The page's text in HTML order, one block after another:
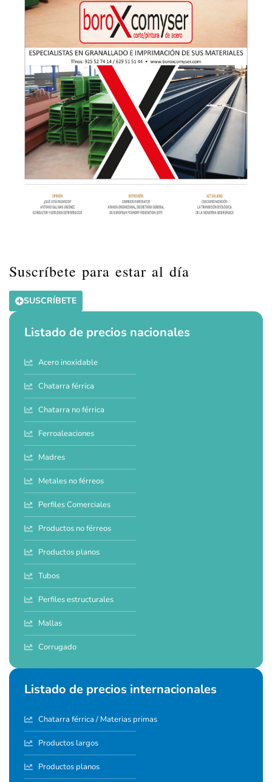
Suscríbete para estar al día
SUSCRÍBETE
Listado de precios nacionales
Acero inoxidable
Chatarra férrica
Chatarra no férrica
Ferroaleaciones
Madres
Metales no férreos
Perfiles Comerciales
Productos no férreos
Productos planos
Tubos
Perfiles estructurales
Mallas
Corrugado
Listado de precios internacionales
Chatarra férrica / Materias primas
Productos largos
Productos planos